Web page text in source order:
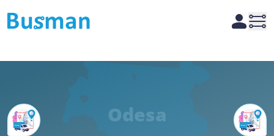
Busman Account
Odesa